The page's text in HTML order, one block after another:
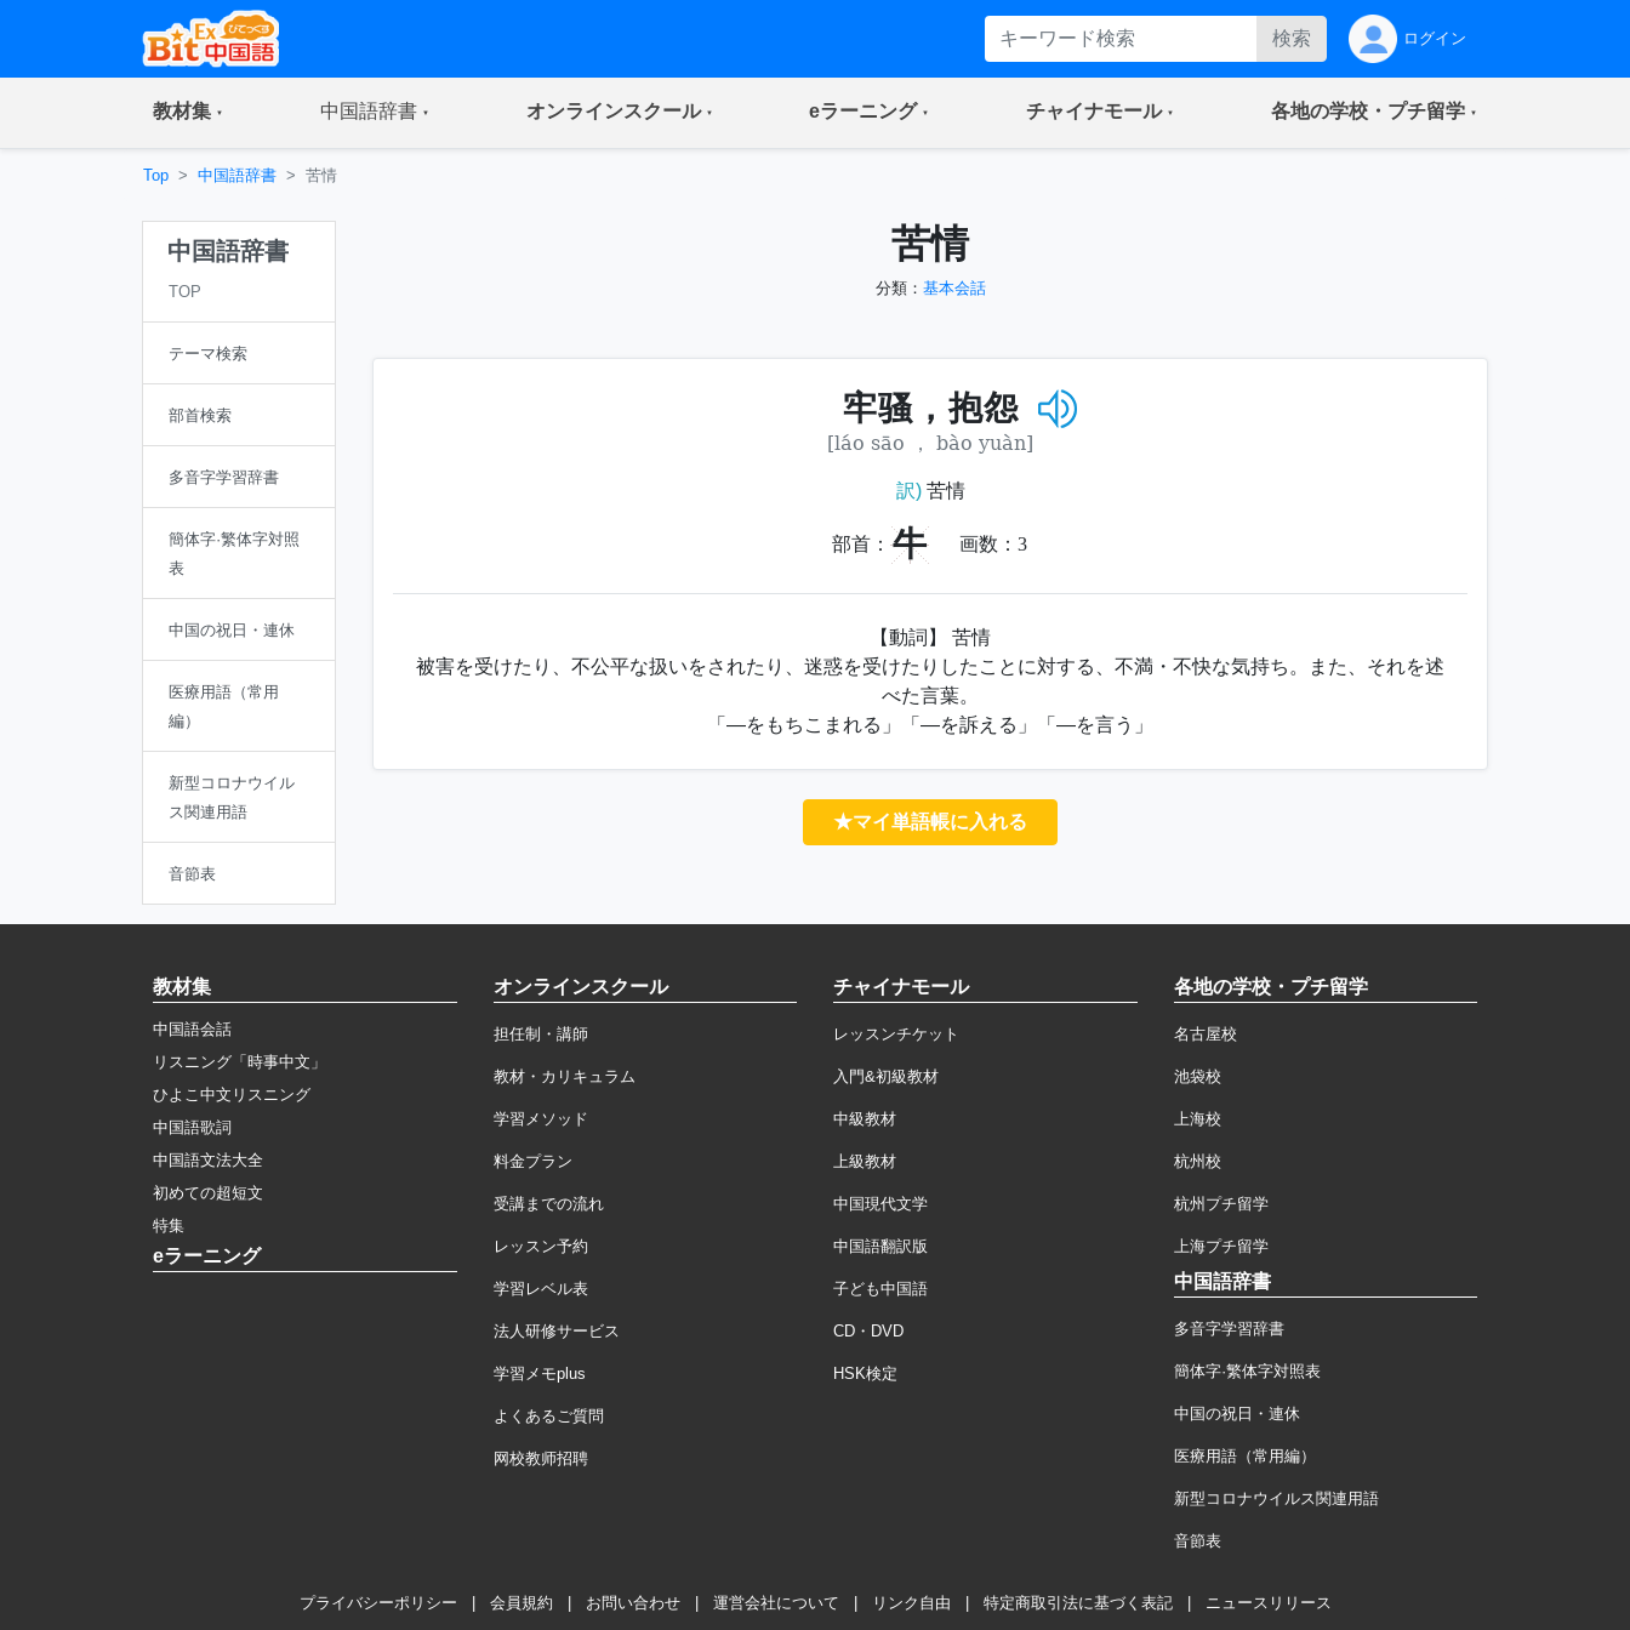
検索 ログイン
教材集(current) 中国語辞書(current) オンラインスクール(current) eラーニング(current) チャイナモール(current) 各地の学校・プチ留学(current)
Top 中国語辞書 苦情
中国語辞書
TOP
テーマ検索
部首検索
多音字学習辞書
簡体字·繁体字対照
表
中国の祝日・連休
医療用語（常用
編）
新型コロナウイル
ス関連用語
音節表
苦情
分類： 基本会話
牢骚，抱怨
[láo sāo ， bào yuàn]
訳)苦情
部首： 牛 画数： 3
【動詞】 苦情
被害を受けたり、不公平な扱いをされたり、迷惑を受けたりしたことに対する、不満・不快な気持ち。また、それを述
べた言葉。
「―をもちこまれる」「―を訴える」「―を言う」
★マイ単語帳に入れる
教材集
中国語会話
リスニング「時事中文」
ひよこ中文リスニング
中国語歌詞
中国語文法大全
初めての超短文
特集
eラーニング
オンラインスクール
担任制・講師
教材・カリキュラム
学習メソッド
料金プラン
受講までの流れ
レッスン予約
学習レベル表
法人研修サービス
学習メモplus
よくあるご質問
网校教师招聘
チャイナモール
レッスンチケット
入門&初級教材
中級教材
上級教材
中国現代文学
中国語翻訳版
子ども中国語
CD・DVD
HSK検定
各地の学校・プチ留学
名古屋校
池袋校
上海校
杭州校
杭州プチ留学
上海プチ留学
中国語辞書
多音字学習辞書
簡体字·繁体字対照表
中国の祝日・連休
医療用語（常用編）
新型コロナウイルス関連用語
音節表
プライバシーポリシー 会員規約 お問い合わせ 運営会社について リンク自由 特定商取引法に基づく表記 ニュースリリース